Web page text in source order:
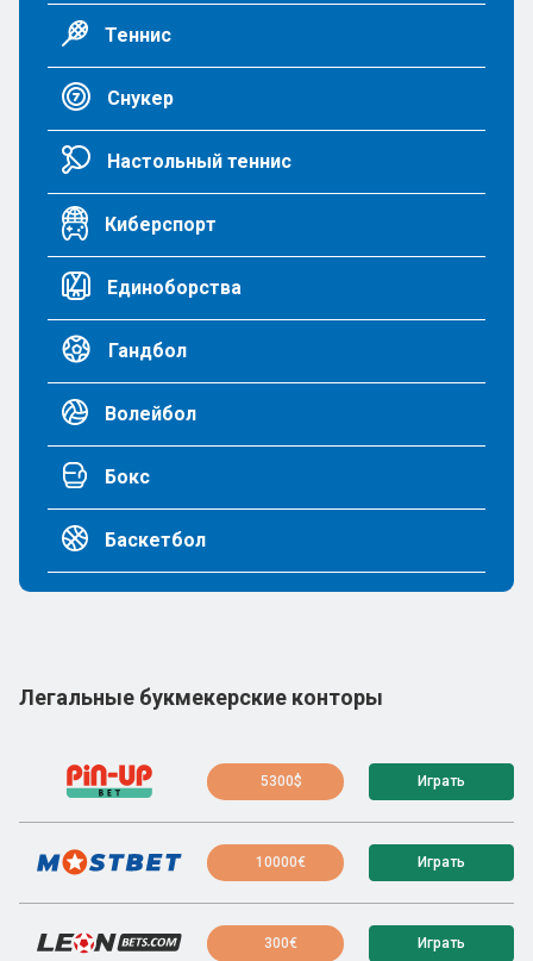
Теннис
Снукер
Настольный теннис
Киберспорт
Единоборства
Гандбол
Волейбол
Бокс
Баскетбол
Легальные букмекерские конторы
5300$ Играть
10000€ Играть
300€ Играть